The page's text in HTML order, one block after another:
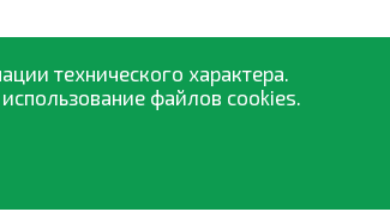
технического характера.
файлов cookies.